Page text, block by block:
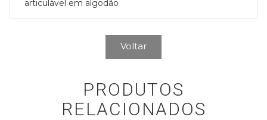
articulável em algodão
Voltar
PRODUTOS
RELACIONADOS